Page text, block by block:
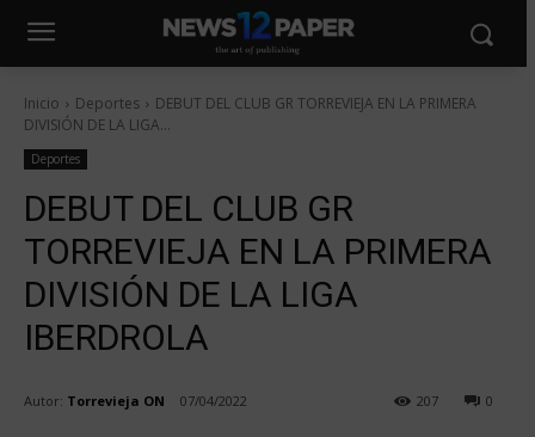
Inicio Deportes
DEBUT DEL CLUB GR TORREVIEJA EN LA PRIMERA
DIVISIÓN DE LA LIGA...
Deportes
DEBUT DEL CLUB GR
TORREVIEJA EN LA PRIMERA
DIVISIÓN DE LA LIGA
IBERDROLA
Autor: Torrevieja ON 07/04/2022 0
207